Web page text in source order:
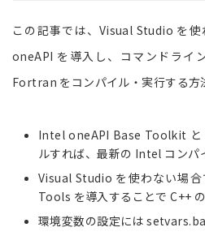
この記事では、Visual Studio を
oneAPI を導入し、コマンドライ
Fortran をコンパイル・実行する方
Intel oneAPI Base Toolkit
ルすれば、最新の Intel コンパ
Visual Studio を使わない場
Tools を導入することで C++
環境変数の設定には